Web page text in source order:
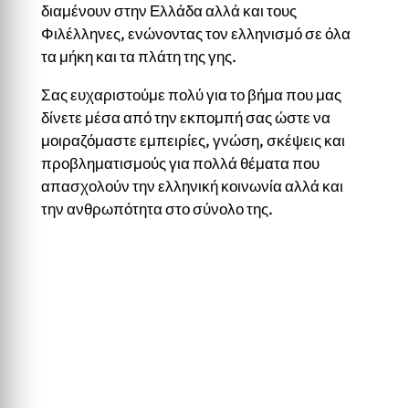
διαμένουν στην Ελλάδα αλλά και τους
Φιλέλληνες, ενώνοντας τον ελληνισμό σε όλα
τα μήκη και τα πλάτη της γης.
Σας ευχαριστούμε πολύ για το βήμα που μας
δίνετε μέσα από την εκπομπή σας ώστε να
μοιραζόμαστε εμπειρίες, γνώση, σκέψεις και
προβληματισμούς για πολλά θέματα που
απασχολούν την ελληνική κοινωνία αλλά και
την ανθρωπότητα στο σύνολο της.